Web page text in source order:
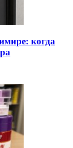
когда